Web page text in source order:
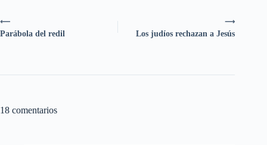
⟶
Los judíos rechazan a Jesús
⟵
Parábola del redil
18 comentarios